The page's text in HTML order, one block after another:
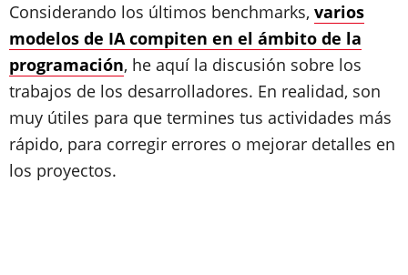
Considerando los últimos benchmarks, varios
modelos de IA compiten en el ámbito de la
programación, he aquí la discusión sobre los
trabajos de los desarrolladores. En realidad, son
muy útiles para que termines tus actividades más
rápido, para corregir errores o mejorar detalles en
los proyectos.